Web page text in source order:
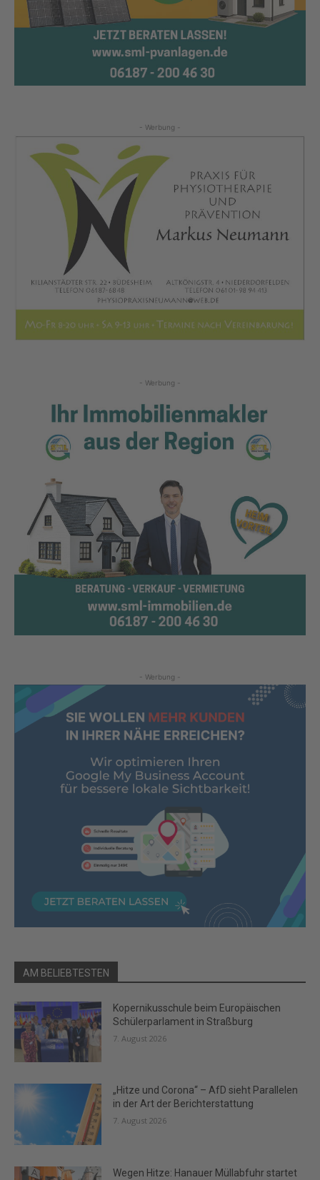
- Werbung -
- Werbung -
- Werbung -
AM BELIEBTESTEN
Kopernikusschule beim Europäischen
Schülerparlament in Straßburg
7. August 2026
„Hitze und Corona“ – AfD sieht Parallelen
in der Art der Berichterstattung
7. August 2026
Wegen Hitze: Hanauer Müllabfuhr startet